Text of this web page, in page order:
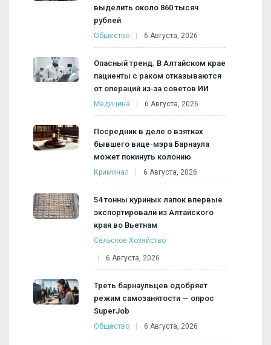
выделить около 860 тысяч
рублей
Общество 6 Августа, 2026
Опасный тренд. В Алтайском крае
пациенты с раком отказываются
от операций из‑за советов ИИ
Медицина 6 Августа, 2026
Посредник в деле о взятках
бывшего вице-мэра Барнаула
может покинуть колонию
Криминал 6 Августа, 2026
54 тонны куриных лапок впервые
экспортировали из Алтайского
края во Вьетнам
Сельское Хозяйство
6 Августа, 2026
Треть барнаульцев одобряет
режим самозанятости — опрос
SuperJob
Общество 6 Августа, 2026